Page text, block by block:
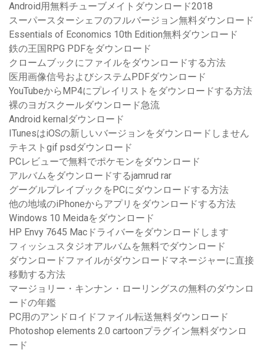
Android用無料チューブメイトダウンロード2018
スーパースターシェフのフルバージョン無料ダウンロード
Essentials of Economics 10th Edition無料ダウンロード
鉄の王国RPG PDFをダウンロード
クロームブックにファイルをダウンロードする方法
医用画像信号およびシステムPDFダウンロード
YouTubeからMP4にプレイリストをダウンロードする方法
裸のヨガスクールダウンロード急流
Android kernalダウンロード
ITunesはiOSの新しいバージョンをダウンロードしません
テキストgif psdダウンロード
PCレビューで無料でポケモンをダウンロード
アルバムをダウンロードするjamrud rar
グーグルプレイブックをPCにダウンロードする方法
他の地域のiPhoneからアプリをダウンロードする方法
Windows 10 Meidaをダウンロード
HP Envy 7645 Macドライバーをダウンロードします
フィッシュスタジオアルバムを無料でダウンロード
ダウンロードファイルがダウンロードマネージャーに直接
移動する方法
マージョリー・キンナン・ローリングスの無料のダウンロ
ードの年鑑
PC用のアンドロイドファイル転送無料ダウンロード
Photoshop elements 2.0 cartoonプラグイン無料ダウンロ
ード